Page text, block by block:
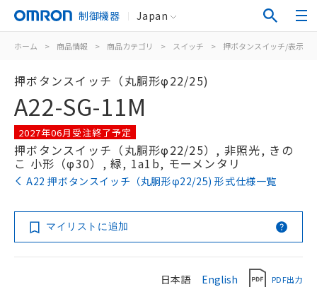
制御機器 Japan
ホーム > 商品情報 > 商品カテゴリ > スイッチ > 押ボタンスイッチ/表示灯
押ボタンスイッチ（丸胴形φ22/25)
A22-SG-11M
2027年06月受注終了予定
押ボタンスイッチ（丸胴形φ22/25）, 非照光, きの
こ 小形（φ30）, 緑, 1a1b, モーメンタリ
A22 押ボタンスイッチ（丸胴形φ22/25) 形式仕様一覧
マイリストに追加
日本語 English PDF出力